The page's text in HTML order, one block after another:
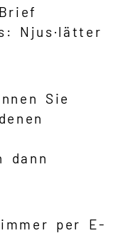
Njus·lätter
Sie
dann
per E-